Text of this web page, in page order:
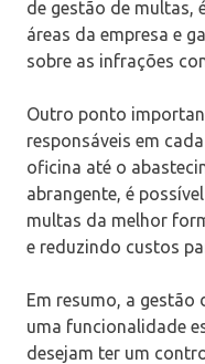
de gestão de multas,
áreas da empresa e
sobre as infrações
Outro ponto
responsáveis em
oficina até o
abrangente, é
multas da melhor
e reduzindo custos
Em resumo, a gestão
uma funcionalidade
desejam ter um